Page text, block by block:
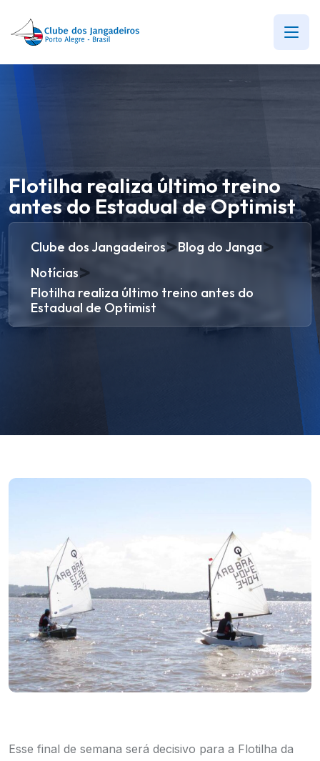
Flotilha realiza último treino
antes do Estadual de Optimist
Clube dos Jangadeiros>Blog do Janga>
Notícias>
Flotilha realiza último treino antes do
Estadual de Optimist
Esse final de semana será decisivo para a Flotilha da